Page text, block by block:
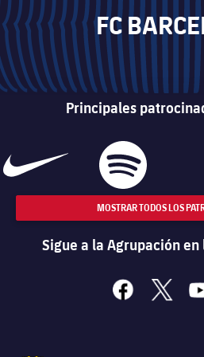
FC
Principales
MOSTRAR TODOS LOS
Sigue a la Agrupación
facebook
x